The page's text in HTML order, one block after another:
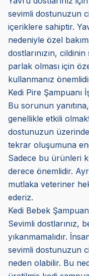
sevimli dostunuzun
içeriklere sahiptir.
nedeniyle özel
dostlarınızın,
parlak olması için
kullanmanız
Kedi Pire Şampuanı
Bu sorunun
genellikle etkili
dostunuzun
tekrar oluşumuna
Sadece bu ürünleri
derece önemlidir.
mutlaka veteriner
ederiz.
Kedi Bebek
Sevimli dostlarınız,
yıkanmamalıdır.
sevimli dostunuzun
neden olabilir. Bu